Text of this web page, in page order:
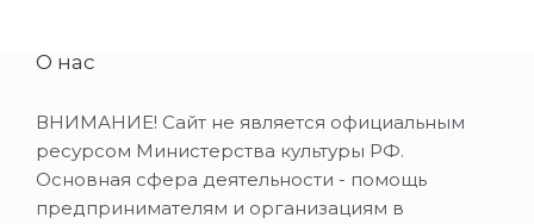
О нас
ВНИМАНИЕ! Сайт не является официальным
ресурсом Министерства культуры РФ.
Основная сфера деятельности - помощь
предпринимателям и организациям в